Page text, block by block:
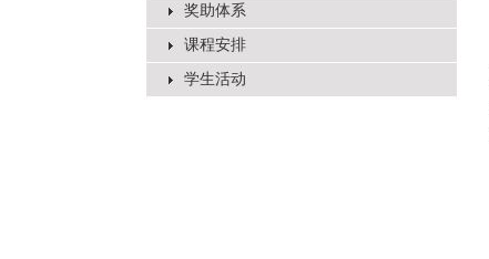
奖助体系
课程安排
学生活动